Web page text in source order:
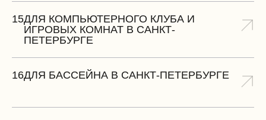
15ДЛЯ КОМПЬЮТЕРНОГО КЛУБА И
ИГРОВЫХ КОМНАТ В САНКТ-
ПЕТЕРБУРГЕ
16ДЛЯ БАССЕЙНА В САНКТ-ПЕТЕРБУРГЕ